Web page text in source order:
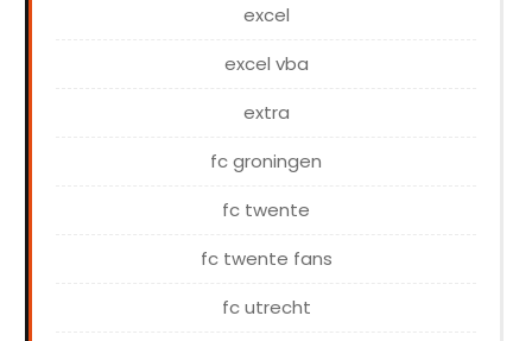
excel
excel vba
extra
fc groningen
fc twente
fc twente fans
fc utrecht